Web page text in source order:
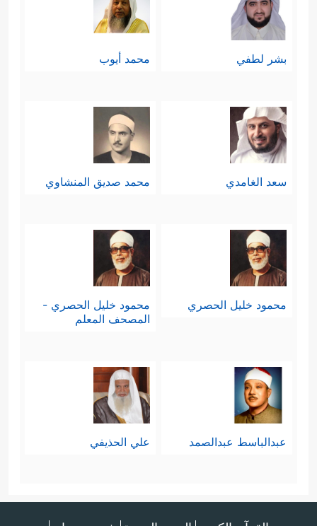
بشر لطفي محمد أيوب
سعد الغامدي محمد صديق المنشاوي
محمود خليل الحصري
محمود خليل الحصري -
المصحف المعلم
عبدالباسط عبدالصمد علي الحذيفي